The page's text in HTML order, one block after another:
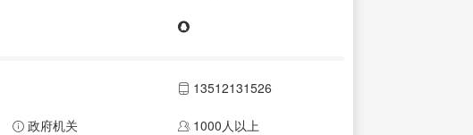
13512131526
政府机关 1000人以上